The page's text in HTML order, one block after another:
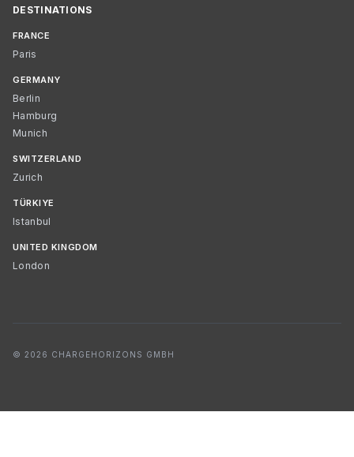
DESTINATIONS
FRANCE
Paris
GERMANY
Berlin
Hamburg
Munich
SWITZERLAND
Zurich
TÜRKIYE
Istanbul
UNITED KINGDOM
London
© 2026 CHARGEHORIZONS GMBH